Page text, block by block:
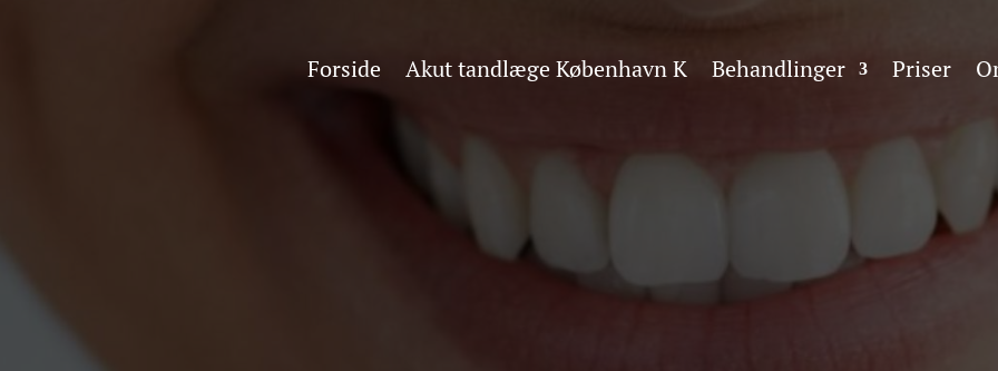
Forside Akut tandlæge København K Behandlinger Priser